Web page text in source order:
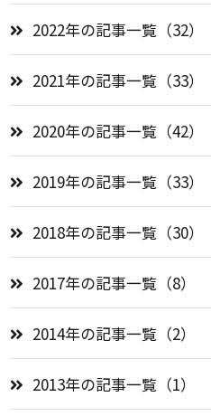
2022年の記事一覧（32）
2021年の記事一覧（33）
2020年の記事一覧（42）
2019年の記事一覧（33）
2018年の記事一覧（30）
2017年の記事一覧（8）
2014年の記事一覧（2）
2013年の記事一覧（1）